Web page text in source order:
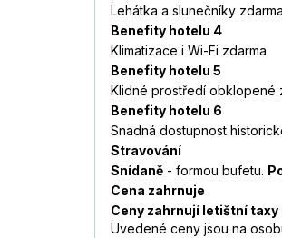
Lehátka a slunečníky
Benefity hotelu 4
Klimatizace i Wi-Fi zdarma
Benefity hotelu 5
Klidné prostředí obklopené
Benefity hotelu 6
Snadná dostupnost
Stravování
Snídaně - formou bufetu.
Cena zahrnuje
Ceny zahrnují letištní
Uvedené ceny jsou na